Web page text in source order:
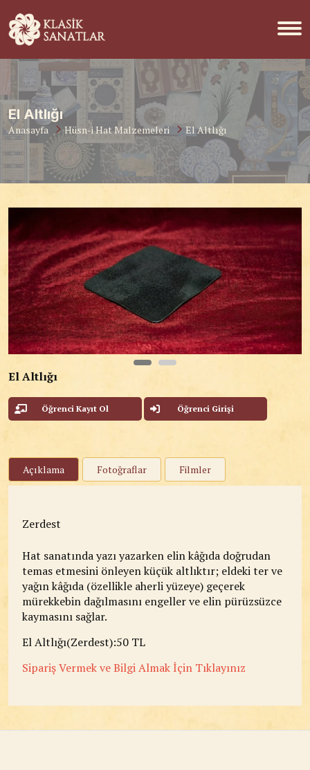
El Altlığı
Anasayfa Hüsn-i Hat Malzemeleri El Altlığı
El Altlığı
Öğrenci Kayıt Ol Öğrenci Girişi
Açıklama Fotoğraflar Filmler
Zerdest
Hat sanatında yazı yazarken elin kâğıda doğrudan
temas etmesini önleyen küçük altlıktır; eldeki ter ve
yağın kâğıda (özellikle aherli yüzeye) geçerek
mürekkebin dağılmasını engeller ve elin pürüzsüzce
kaymasını sağlar.
El Altlığı(Zerdest):50 TL
Sipariş Vermek ve Bilgi Almak İçin Tıklayınız